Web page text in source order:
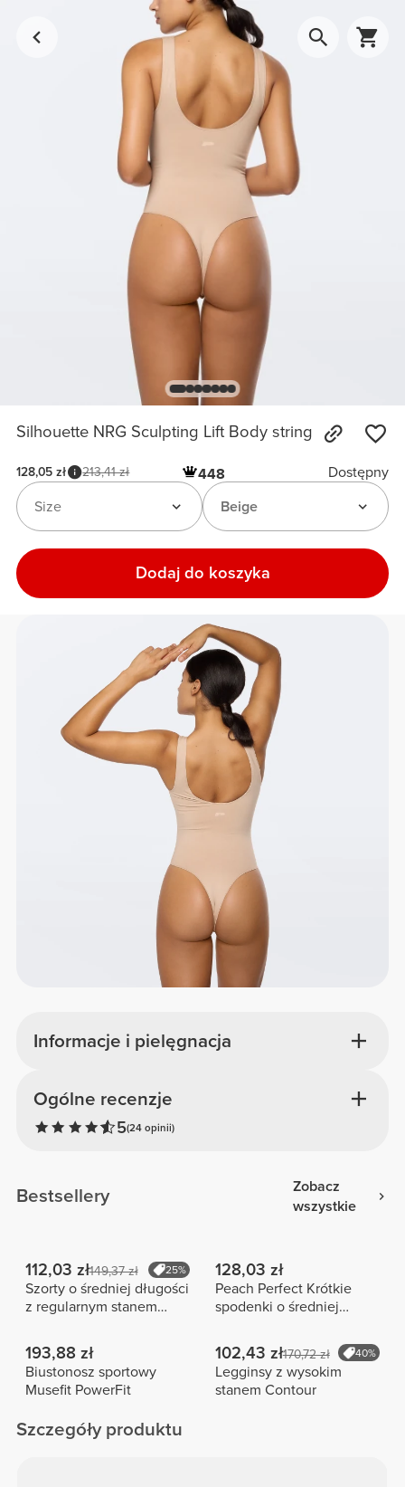
Silhouette NRG Sculpting Lift Body string
128,05 zł 213,41 zł 448
Dostępny
Beige
Size
Dodaj do koszyka
Informacje i pielęgnacja
Ogólne recenzje
5(24 opinii)
Bestsellery
Zobacz
wszystkie
112,03 zł149,37 zł 25%
Szorty o średniej długości
z regularnym stanem
128,03 zł
Peach Perfect Krótkie
spodenki o średniej
stanem
193,88 zł
Biustonosz sportowy
Musefit PowerFit
102,43 zł170,72 zł 40%
Legginsy z wysokim
stanem Contour
Szczegóły produktu